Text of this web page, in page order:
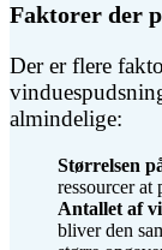
Faktorer der
Der er flere
almindelige:
Størrelsen
ressourcer at
Antallet af
bliver den